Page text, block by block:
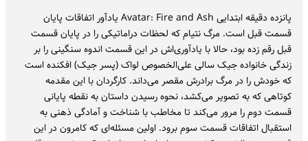
پانزده دقیقه ابتدایی Avatar: Fire and Ash یادآور اتفاقات پایان
قسمت قبل است. مرگ نتیام که لحظات دراماتیکی را در پایان قسمت
قبل رقم زده بود، حالا با یادآوری‌اش در این قسمت اندوه سنگینی را بر
زندگی خانواده جیک سالی علی‌الخصوص لواک (پسر جیک) افکنده است
که خودش را در مرگ برادرش مقصر می‌داند. کارگردان با این مقدمه
کوتاهی که به تصویر می‌کشد، نحوه رسیدن داستان به نقطه پایانی
قسمت دوم را مرور می‌کند تا مخاطب با شناخت و آمادگی ذهنی به
استقبال اتفاقات قسمت سوم برود. اولین مسئله‌ای که کامرون در این